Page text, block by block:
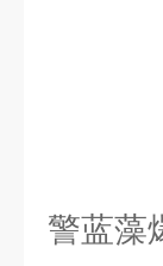
警蓝藻